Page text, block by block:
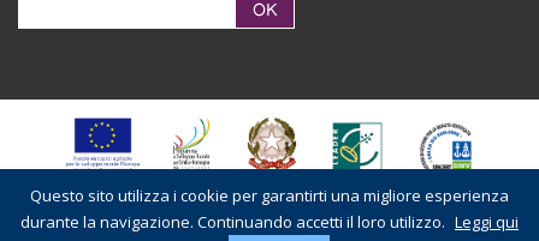
Questo sito utilizza i cookie per garantirti una migliore esperienza
durante la navigazione. Continuando accetti il loro utilizzo. Leggi qui